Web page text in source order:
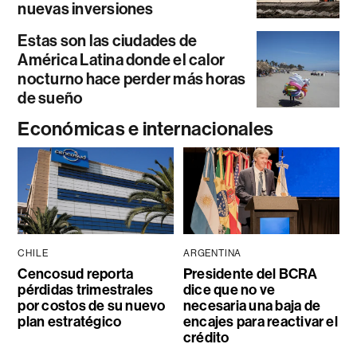
nuevas inversiones
Estas son las ciudades de
América Latina donde el calor
nocturno hace perder más horas
de sueño
Económicas e internacionales
CHILE
Cencosud reporta
pérdidas trimestrales
por costos de su nuevo
plan estratégico
ARGENTINA
Presidente del BCRA
dice que no ve
necesaria una baja de
encajes para reactivar el
crédito